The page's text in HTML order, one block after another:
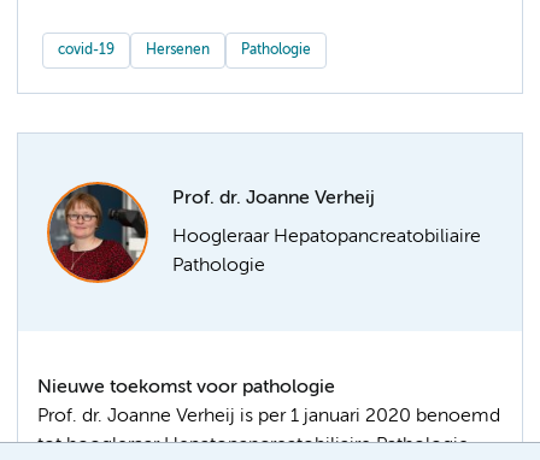
covid-19 Hersenen Pathologie
Prof. dr. Joanne Verheij
Hoogleraar Hepatopancreatobiliaire
Pathologie
Nieuwe toekomst voor pathologie
Prof. dr. Joanne Verheij is per 1 januari 2020 benoemd
tot hoogleraar Hepatopancreatobiliaire Pathologie,